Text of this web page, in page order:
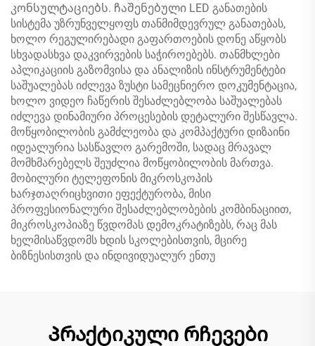
კონსულტაციებს. ჩაშენებული LED განათების
სისტემა უზრუნველყოფს თანმიმდევრულ განათებას,
ხოლო რეგულირებადი გაფართოების დონე აწყობს
სხვადასხვა დაკვირვების საჭიროებებს. თანმხლები
აპლიკაციის გაზომვისა და ანალიზის ინსტრუმენტები
საშუალებას იძლევა ზუსტი სამეცნიერო დოკუმენტაცია,
ხოლო ვიდეო ჩაწერის შესაძლებლობა საშუალებას
იძლევა დინამიური პროცესების დეტალური შესწავლა.
მოწყობილობის გამძლეობა და კომპაქტური დიზაინი
იდეალურია სასწავლო გარემოში, სადაც მრავალ
მომხმარებელს შეუძლია მოწყობილობის მართვა.
მობილური ტელეფონის მიკროსკოპის
ხარჯთაღრიცხვითი ეფექტურობა, მისი
პროფესიონალური შესაძლებლობების კომბინაციით,
მიკროსკოპიაზე წვდომას დემოკრატიზებს, რაც მას
ხელმისაწვდომს ხდის სკოლებისთვის, მცირე
ბიზნესისთვის და ინდივიდუალურ ენთუ
Პრაქტიკული რჩევები